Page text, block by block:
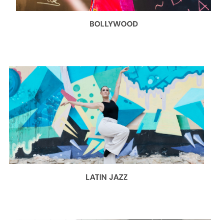
BOLLYWOOD
LATIN JAZZ